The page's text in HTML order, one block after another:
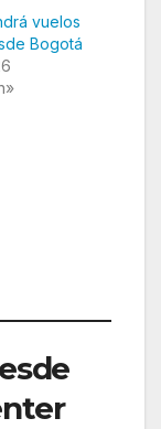
vuelos
Bogotá